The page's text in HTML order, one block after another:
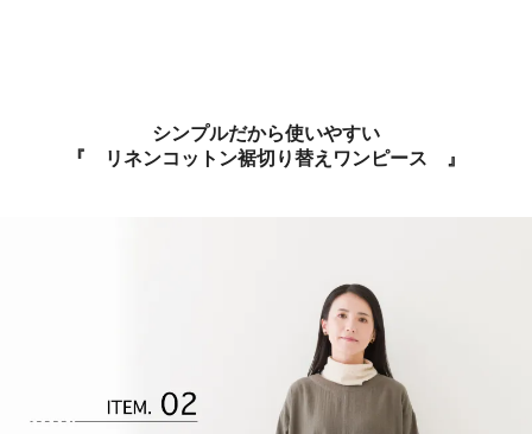
シンプルだから使いやすい
『 リネンコットン裾切り替えワンピース 』